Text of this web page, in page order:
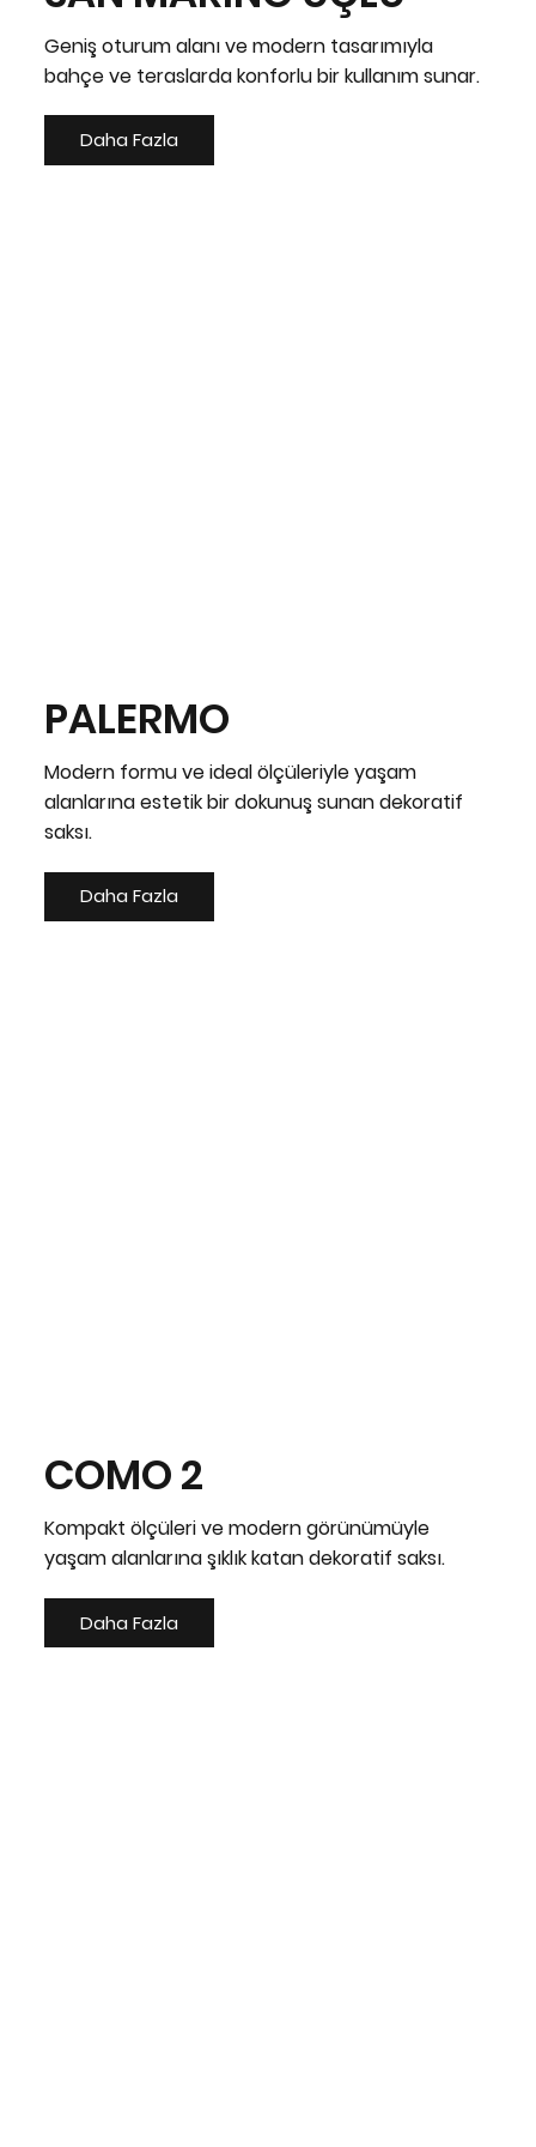
Geniş oturum alanı ve modern tasarımıyla
bahçe ve teraslarda konforlu bir kullanım sunar.
Daha Fazla
PALERMO
Modern formu ve ideal ölçüleriyle yaşam
alanlarına estetik bir dokunuş sunan dekoratif
saksı.
Daha Fazla
COMO 2
Kompakt ölçüleri ve modern görünümüyle
yaşam alanlarına şıklık katan dekoratif saksı.
Daha Fazla